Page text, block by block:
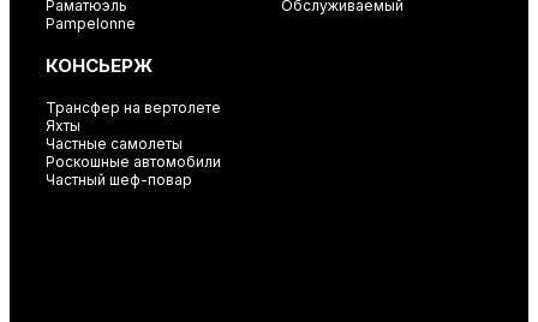
Раматюэль
Pampelonne
Обслуживаемый
КОНСЬЕРЖ
Трансфер на вертолете
Яхты
Частные самолеты
Роскошные автомобили
Частный шеф-повар